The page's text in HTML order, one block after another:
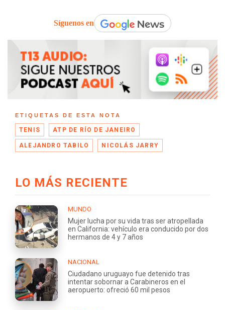
Síguenos en
ETIQUETAS DE ESTA NOTA
TENIS ATP DE RÍO DE JANEIRO
ALEJANDRO TABILO NICOLÁS JARRY
LO MÁS RECIENTE
MUNDO
Mujer lucha por su vida tras ser atropellada
en California: vehículo era conducido por dos
hermanos de 4 y 7 años
NACIONAL
Ciudadano uruguayo fue detenido tras
intentar sobornar a Carabineros en el
aeropuerto: ofreció 60 mil pesos